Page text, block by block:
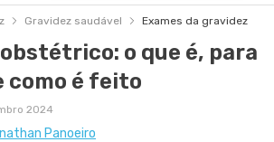
Gravidez saudável Exames da gravidez
o que é, para
como é feito
2024
Panoeiro